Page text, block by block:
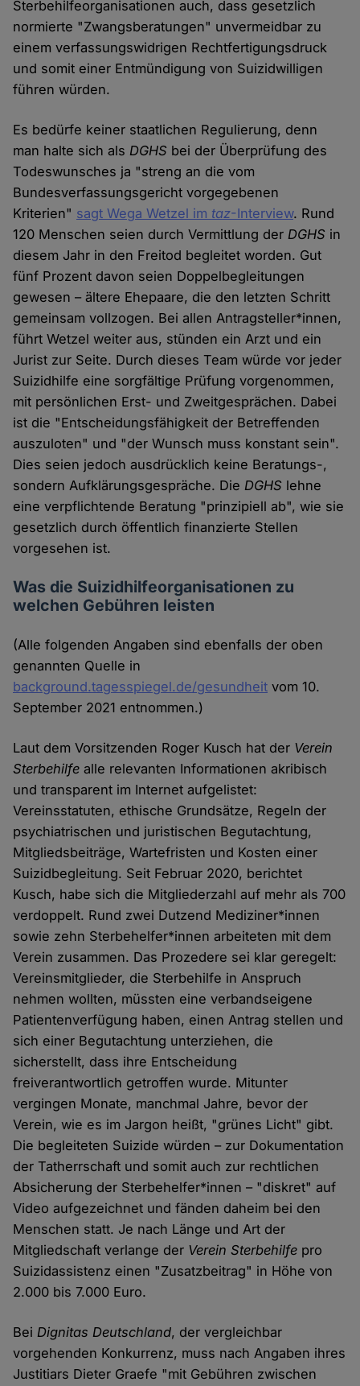
Sterbehilfeorganisationen auch, dass gesetzlich
normierte "Zwangsberatungen" unvermeidbar zu
einem verfassungswidrigen Rechtfertigungsdruck
und somit einer Entmündigung von Suizidwilligen
führen würden.
Es bedürfe keiner staatlichen Regulierung, denn
man halte sich alsDGHS bei der Überprüfung des
Todeswunsches ja "streng an die vom
Bundesverfassungsgericht vorgegebenen
Kriterien" sagt Wega Wetzel im taz-Interview. Rund
120 Menschen seien durch Vermittlung derDGHS in
diesem Jahr in den Freitod begleitet worden. Gut
fünf Prozent davon seien Doppelbegleitungen
gewesen – ältere Ehepaare, die den letzten Schritt
gemeinsam vollzogen. Bei allen Antragsteller*innen,
führt Wetzel weiter aus, stünden ein Arzt und ein
Jurist zur Seite. Durch dieses Team würde vor jeder
Suizidhilfe eine sorgfältige Prüfung vorgenommen,
mit persönlichen Erst- und Zweitgesprächen. Dabei
ist die "Entscheidungsfähigkeit der Betreffenden
auszuloten" und "der Wunsch muss konstant sein".
Dies seien jedoch ausdrücklich keine Beratungs-,
sondern Aufklärungsgespräche. DieDGHS lehne
eine verpflichtende Beratung "prinzipiell ab", wie sie
gesetzlich durch öffentlich finanzierte Stellen
vorgesehen ist.
Was die Suizidhilfeorganisationen zu
welchen Gebühren leisten
(Alle folgenden Angaben sind ebenfalls der oben
genannten Quelle in
background.tagesspiegel.de/gesundheit vom 10.
September 2021 entnommen.)
Laut dem Vorsitzenden Roger Kusch hat der Verein
Sterbehilfe alle relevanten Informationen akribisch
und transparent im Internet aufgelistet:
Vereinsstatuten, ethische Grundsätze, Regeln der
psychiatrischen und juristischen Begutachtung,
Mitgliedsbeiträge, Wartefristen und Kosten einer
Suizidbegleitung. Seit Februar 2020, berichtet
Kusch, habe sich die Mitgliederzahl auf mehr als 700
verdoppelt. Rund zwei Dutzend Mediziner*innen
sowie zehn Sterbehelfer*innen arbeiteten mit dem
Verein zusammen. Das Prozedere sei klar geregelt:
Vereinsmitglieder, die Sterbehilfe in Anspruch
nehmen wollten, müssten eine verbandseigene
Patientenverfügung haben, einen Antrag stellen und
sich einer Begutachtung unterziehen, die
sicherstellt, dass ihre Entscheidung
freiverantwortlich getroffen wurde. Mitunter
vergingen Monate, manchmal Jahre, bevor der
Verein, wie es im Jargon heißt, "grünes Licht" gibt.
Die begleiteten Suizide würden – zur Dokumentation
der Tatherrschaft und somit auch zur rechtlichen
Absicherung der Sterbehelfer*innen – "diskret" auf
Video aufgezeichnet und fänden daheim bei den
Menschen statt. Je nach Länge und Art der
Mitgliedschaft verlange der Verein Sterbehilfe pro
Suizidassistenz einen "Zusatzbeitrag" in Höhe von
2.000 bis 7.000 Euro.
BeiDignitas Deutschland, der vergleichbar
vorgehenden Konkurrenz, muss nach Angaben ihres
Justitiars Dieter Graefe "mit Gebühren zwischen